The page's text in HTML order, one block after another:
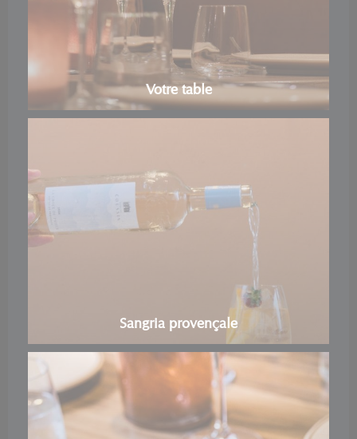
Votre table
Sangria provençale